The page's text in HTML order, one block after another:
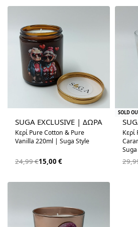
SUGA EXCLUSIVE | ΔΩΡΑ
Κερί Pure Cotton & Pure
Vanilla 220ml | Suga Style
24,99€15,00 €
-73% OFF
SOLD